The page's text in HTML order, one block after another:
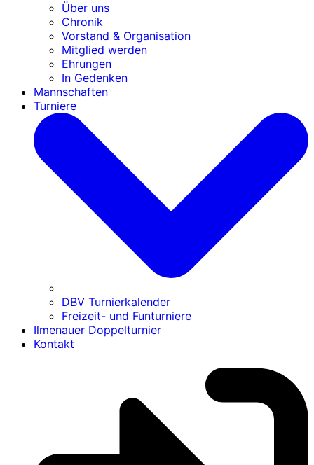
Über uns
Chronik
Vorstand & Organisation
Mitglied werden
Ehrungen
In Gedenken
Mannschaften
Turniere
DBV Turnierkalender
Freizeit- und Funturniere
Ilmenauer Doppelturnier
Kontakt